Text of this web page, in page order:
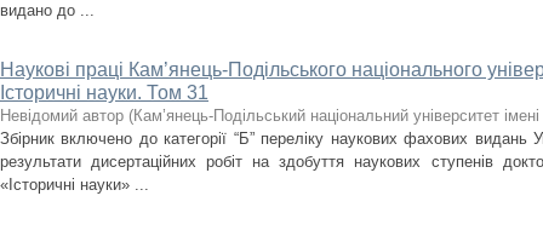
видано до ...
Наукові праці Кам’янець-Подільського національного
Історичні науки. Том 31
Невідомий автор (Кам’янець-Подільський національний університет
Збірник включено до категорії “Б” переліку наукових фахових видань
результати дисертаційних робіт на здобуття наукових ступенів
«Історичні науки» ...